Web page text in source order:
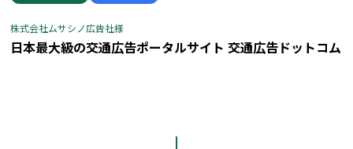
株式会社ムサシノ広告社様
日本最大級の交通広告ポータルサイト 交通広告ドットコム